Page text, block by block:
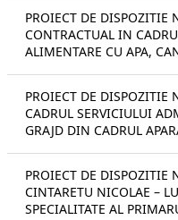
PROIECT DE DISPOZITIE
CONTRACTUAL IN
ALIMENTARE CU APA,
PROIECT DE DISPOZITIE
CADRUL SERVICIULUI
GRAJD DIN CADRUL
PROIECT DE DISPOZITIE
CINTARETU NICOLAE –
SPECIALITATE AL